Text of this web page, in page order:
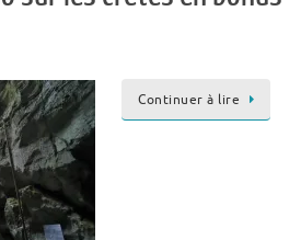
Continuer à lire